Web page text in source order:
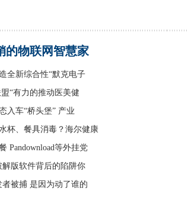
的物联网智慧家
全新综合性“默克电子
“有力的推动医美健
车“桥头堡” 产业
杯、餐具消毒？海尔健康
Pandownload等外挂党
解版软件背后的陷阱你
者被捕 是因为动了谁的